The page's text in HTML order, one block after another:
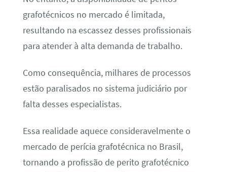
grafotécnicos no mercado é limitada,
resultando na escassez desses profissionais
para atender à alta demanda de trabalho.
Como consequência, milhares de processos
estão paralisados no sistema judiciário por
falta desses especialistas.
Essa realidade aquece consideravelmente o
mercado de perícia grafotécnica no Brasil,
tornando a profissão de perito grafotécnico